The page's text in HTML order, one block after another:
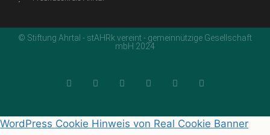
© Stiftung Ahrtal - stAHRk vereint - gemeinnützige Gesellschaft
mbH 2024
WordPress Cookie Hinweis von Real Cookie Banner